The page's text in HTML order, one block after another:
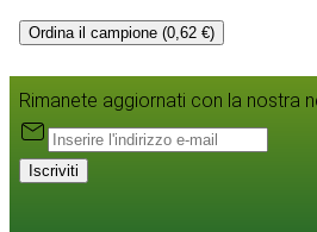
Ordina il campione (0,62 €)
Rimanete aggiornati con la nostra
Iscriviti